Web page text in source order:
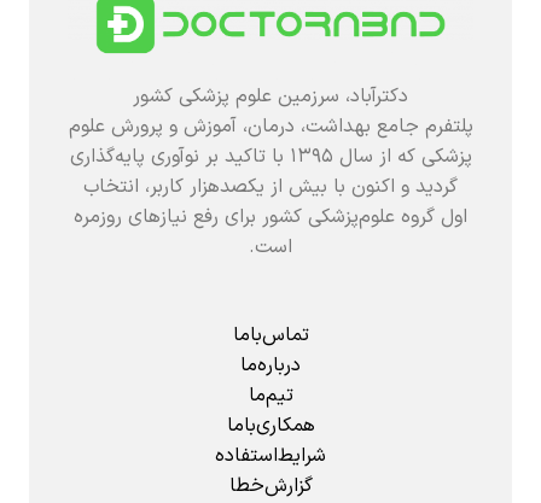
دکترآباد، سرزمین علوم پزشکی کشور
پلتفرم جامع بهداشت، درمان، آموزش و پرورش علوم
پزشکی که از سال ۱۳۹۵ با تاکید بر نوآوری پایه‌گذاری
گردید و اکنون با بیش از یکصدهزار کاربر، انتخاب
اول گروه علوم‌پزشکی کشور برای رفع نیازهای روزمره
است.
تماس‌باما
درباره‌ما
تیم‌ما
همکاری‌باما
شرایط‌استفاده
گزارش‌خطا